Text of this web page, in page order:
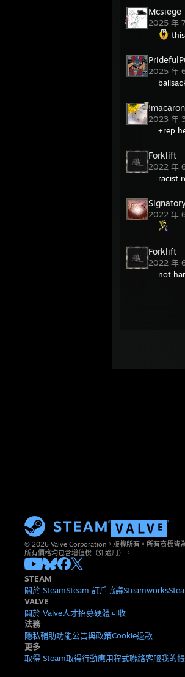
Mcsiege
2025 年
2025 年
2023 年
+rep
Forklift
2022 年
racist
2022 年
Forklift
2022 年
not
© 2026 Valve Corporation。版權所有。所有商標皆
所有價格均包含增值稅（如適用）。
STEAM
關於 SteamSteam 訂戶協議Steamworks
VALVE
關於 Valve人才招募硬體回收
法務
隱私輔助功能公告與政策Cookie退款
更多
取得 Steam取得行動應用程式聯絡客服我的